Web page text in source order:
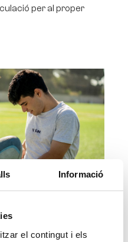
Informació
el contingut i els
per al proper